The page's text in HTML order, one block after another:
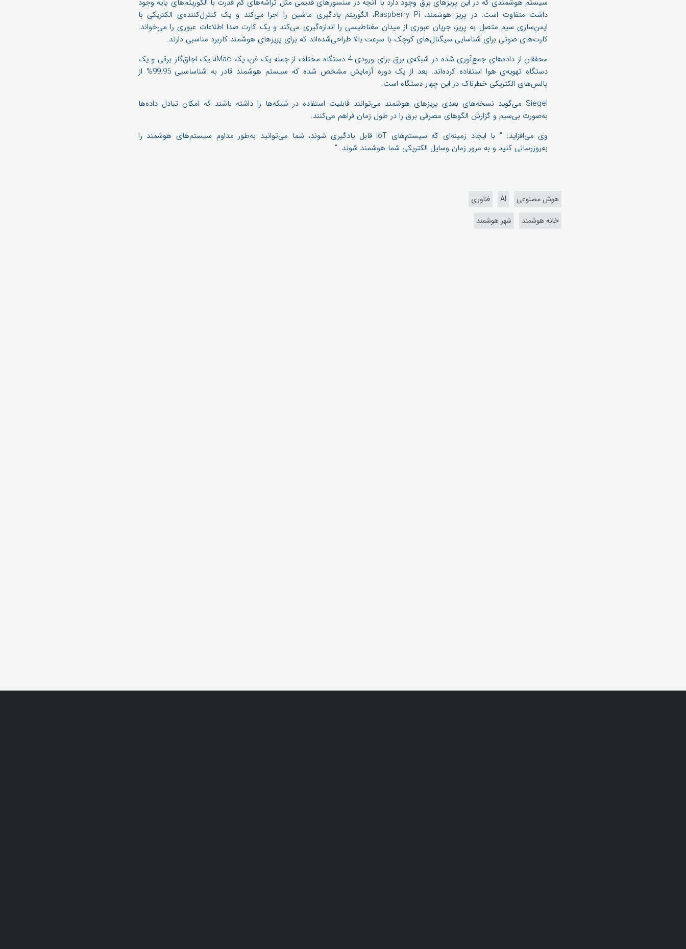
سیستم هوشمندی که در این پریزهای برق وجود دارد با آنچه در سنسورهای قدیمی مثل تراشه‌های کم قدرت با الگوریتم‌های پایه وجود
داشت متفاوت است. در پریز هوشمند، Raspberry Pi، الگوریتم یادگیری ماشین را اجرا می‌کند و یک کنترل‌کننده‌ی الکتریکی با
ایمن‌سازی سیم متصل به پریز، جریان عبوری از میدان مغناطیسی را اندازه‌گیری می‌کند و یک کارت صدا اطلاعات عبوری را می‌خواند.
کارت‌های صوتی برای شناسایی سیگنال‌های کوچک با سرعت بالا طراحی‌شده‌اند که برای پریزهای هوشمند کاربرد مناسبی دارند.
محققان از داده‌های جمع‌آوری ‌شده در شبکه‌ی برق برای ورودی 4 دستگاه مختلف از جمله یک فن، یک iMac، یک اجاق‌گاز برقی و یک
دستگاه تهویه‌ی هوا استفاده کرده‌اند. بعد از یک دوره آزمایش مشخص شده که سیستم هوشمند قادر به شناساسیی 99.95% از
پالس‌های الکتریکی خطرناک در این چهار دستگاه است.
Siegel می‌گوید نسخه‌های بعدی پریزهای هوشمند می‌توانند قابلیت استفاده در شبکه‌ها را داشته باشند که امکان تبادل داده‌ها
به‌صورت بی‌سیم و گزارش الگوهای مصرفی برق را در طول زمان فراهم می‌کنند.
وی می‌افزاید: " با ایجاد زمینه‌ای که سیستم‌های IoT قابل یادگیری شوند، شما می‌توانید به‌طور مداوم سیستم‌های هوشمند را
به‌روزرسانی کنید و به ‌مرور زمان وسایل الکتریکی شما هوشمند شوند. "
هوش مصنوعی AI
فناوری
خانه هوشمند
شهر هوشمند